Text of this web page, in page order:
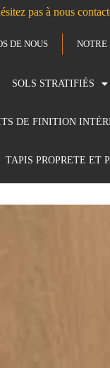
pas à nous
DE NOUS NOTRE
SOLS STRATIFIÉS
DE FINITION
TAPIS PROPRETE ET